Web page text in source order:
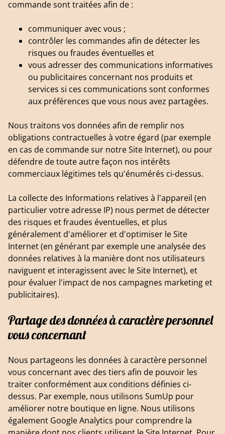
commande sont traitées afin de :
communiquer avec vous ;
contrôler les commandes afin de détecter les
risques ou fraudes éventuelles et
vous adresser des communications informatives
ou publicitaires concernant nos produits et
services si ces communications sont conformes
aux préférences que vous nous avez partagées.
Nous traitons vos données afin de remplir nos
obligations contractuelles à votre égard (par exemple
en cas de commande sur notre Site Internet), ou pour
défendre de toute autre façon nos intérêts
commerciaux légitimes tels qu'énumérés ci-dessus.
La collecte des Informations relatives à l'appareil (en
particulier votre adresse IP) nous permet de détecter
des risques et fraudes éventuelles, et plus
généralement d'améliorer et d'optimiser le Site
Internet (en générant par exemple une analysée des
données relatives à la manière dont nos utilisateurs
naviguent et interagissent avec le Site Internet), et
pour évaluer l'impact de nos campagnes marketing et
publicitaires).
Partage des données à caractère personnel
vous concernant
Nous partageons les données à caractère personnel
vous concernant avec des tiers afin de pouvoir les
traiter conformément aux conditions définies ci-
dessus. Par exemple, nous utilisons SumUp pour
améliorer notre boutique en ligne. Nous utilisons
également Google Analytics pour comprendre la